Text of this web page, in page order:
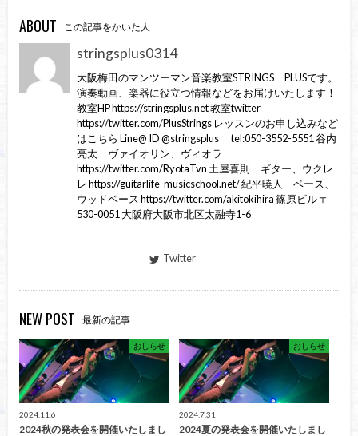
ABOUT この記事をかいた人
stringsplus0314
大阪梅田のマンツーマン音楽教室STRINGS PLUSです。
演奏動画、楽器に役立つ情報などをお届けいたします！
教室HP https://stringsplus.net 教室twitter
https://twitter.com/PlusStrings レッスンのお申し込みなど
はこちら Line@ ID @stringsplus tel:050-3552-5551 谷内
亮太 ヴァイオリン、ヴィオラ
https://twitter.com/RyotaTvn 土屋喜則 ギター、ウクレ
レ https://guitarlife-musicschool.net/ 紀平暁人 ベース、
ウッドベース https://twitter.com/akitokihira 篠原ビル 〒
530-0051 大阪府大阪市北区太融寺1-6
Twitter
NEW POST 最新の記事
おしらせ
2024.11.6
2024秋の発表会を開催いたしまし
おしらせ
2024.7.31
2024夏の発表会を開催いたしまし